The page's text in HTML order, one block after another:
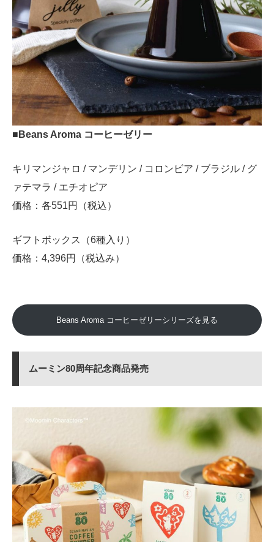
■Beans Aroma コーヒーゼリー
キリマンジャロ / マンデリン / コロンビア / ブラジル / グ
ァテマラ / エチオピア
価格：各551円（税込）
ギフトボックス（6種入り）
価格：4,396円（税込み）
Beans Aroma コーヒーゼリーシリーズを見る
ムーミン80周年記念商品発売